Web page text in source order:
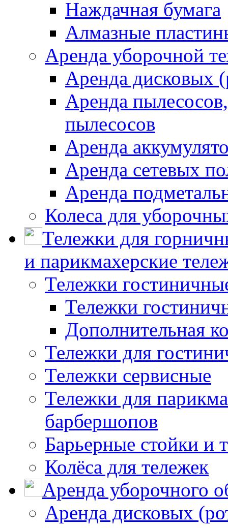
Наждачная бумага
Алмазные
Аренда уборочной
Аренда дисковых
Аренда
пылесосов
Аренда
Аренда сетевых
Аренда
Колеса для
Тележки для
и парикмахерские
Тележки
Тележки
Дополнительная
Тележки для
Тележки сервисные
Тележки для
барбершопов
Барьерные стойки и
Колёса для тележек
Аренда уборочного
Аренда дисковых